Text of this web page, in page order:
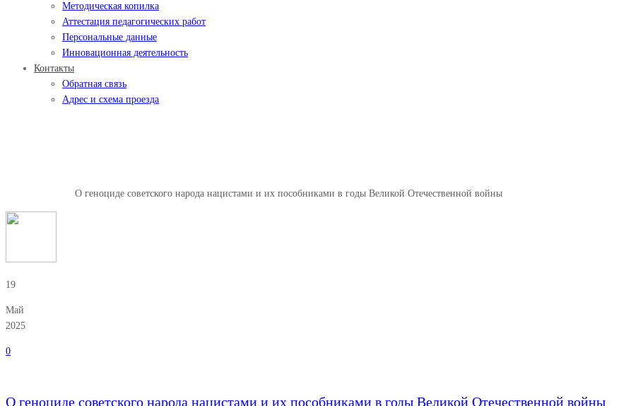
Методическая копилка
Аттестация педагогических работ
Персональные данные
Инновационная деятельность
Контакты
Обратная связь
Адрес и схема проезда
О геноциде советского народа нацистами и их пособниками в годы Великой Отечественной войны
19
Май
2025
0
О геноциде советского народа нацистами и их пособниками в годы Великой Отечественной войны